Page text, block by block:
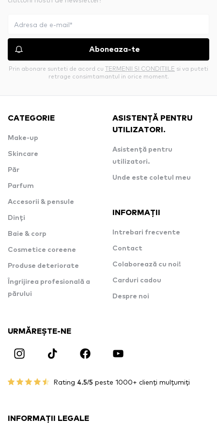
Aboneaza-te
Prin abonare sunteti de acord cu TERMENII SI CONDITIILE si va puteti
retrage consimtamantul in orice moment.
CATEGORIE
Make-up
Skincare
Păr
Parfum
Accesorii & pensule
Dinți
Baie & corp
Cosmetice coreene
Produse deteriorate
Îngrijirea profesională a
părului
ASISTENȚĂ PENTRU
UTILIZATORI.
Asistență pentru
utilizatori.
Unde este coletul meu
INFORMAȚII
Intrebari frecvente
Contact
Colaborează cu noi!
Carduri cadou
Despre noi
URMĂREȘTE-NE
Rating 4.5/5 peste 1000+ clienți mulțumiți
INFORMAȚII LEGALE